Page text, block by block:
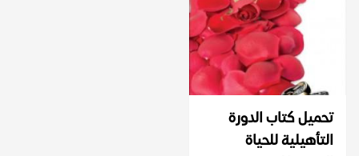
تحميل كتاب الدورة
التأهيلية للحياة